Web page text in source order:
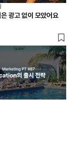
광고 없이 모았어요